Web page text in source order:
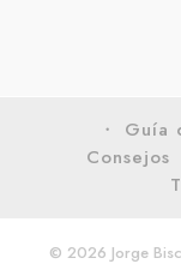
・ Guía
Consejos
© 2026 Jorge